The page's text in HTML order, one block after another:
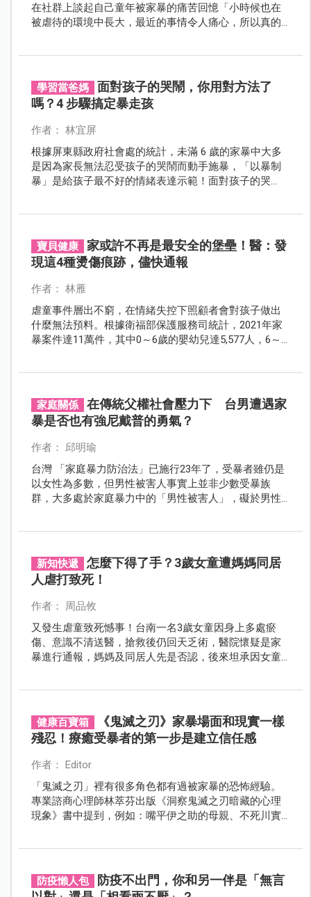
在社群上談起自己童年被家暴的痛苦回憶「小時候也在
被虐待的環境中長大，最近的事情令人痛心，所以真的
學習當爸媽
面對孩子的哭鬧，你用對方法了
嗎？4 步驟搞定暴走孩
作者： 林宜屏
根據屏東縣政府社會處的統計，未滿 6 歲的家暴中大多
是因為家長無法忍受孩子的哭鬧而動手施暴，「以暴制
暴」是給孩子最不好的情緒表達示範！面對孩子的哭
寶貝健康
家或許不再是最安全的堡壘！醫：發
現這4種燙傷痕跡，儘快通報
作者： 林雁
虐童事件層出不窮，在情緒失控下照顧者會對孩子做出
什麼無法預料。根據衛福部保護服務司統計，2021年家
暴案件達11萬件，其中0～6歲的嬰幼兒達5,577人，6～
事」，你的插手可能會改變孩子的一生。
家庭關係
在傳統父權社會壓力下 台男遭遇家
暴是否也有強尼戴普的勇氣？
作者： 邱明瑜
台灣 「家庭暴力防治法」已施行23年了，受暴者雖仍是
以女性為多數，但男性被害人事實上並非少數受暴族
群，大多處於家庭暴力中的「男性被害人」，礙於男性
家庭暴力中的受害者，在一段長期處於暴力脅迫的婚姻
關係中隱忍退讓絕對不是理想的解決之道。
新知快遞
怎麼下得了手？3歲女童遭媽媽同居
人虐打致死！
作者： 周品攸
又發生虐童致死憾事！台南一名3歲女童因身上多處瘀
傷、意識不清送醫，搶救後仍回天乏術，醫院懷疑是家
暴進行通報，媽媽及同居人先是否認，後來坦承因女童
健康百寶箱
《鬼滅之刃》家暴場面和現實一樣
殘忍！療癒受暴者的第一步是建立信任感
作者： Editor
「鬼滅之刃」裡有很多角色都有過被家暴的恐怖經驗。
專業諮商心理師林萃芬出版《洞察鬼滅之刃暗藏的心理
現象》書中提到，例如：嘴平伊之助的母親、不死川實
防疫懶人包
防疫不出門，你和另一伴是「無言